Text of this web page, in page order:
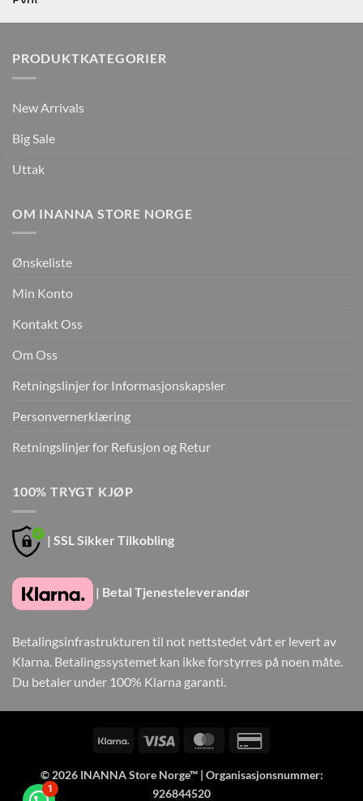
PRODUKTKATEGORIER
New Arrivals
Big Sale
Uttak
OM INANNA STORE NORGE
Ønskeliste
Min Konto
Kontakt Oss
Om Oss
Retningslinjer for Informasjonskapsler
Personvernerklæring
Retningslinjer for Refusjon og Retur
100% TRYGT KJØP
| SSL Sikker Tilkobling
| Betal Tjenesteleverandør
Betalingsinfrastrukturen til not nettstedet vårt er levert av
Klarna. Betalingssystemet kan ikke forstyrres på noen måte.
Du betaler under 100% Klarna garanti.
Klarna Visa MasterCard
2
© 2026 INANNA Store Norge™| Organisasjonsnummer:
926844520
1